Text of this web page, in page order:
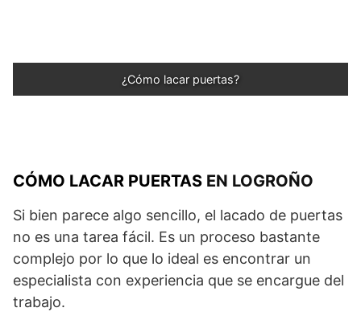
¿Cómo lacar puertas?
CÓMO LACAR PUERTAS EN LOGROÑO
Si bien parece algo sencillo, el lacado de puertas
no es una tarea fácil. Es un proceso bastante
complejo por lo que lo ideal es encontrar un
especialista con experiencia que se encargue del
trabajo.